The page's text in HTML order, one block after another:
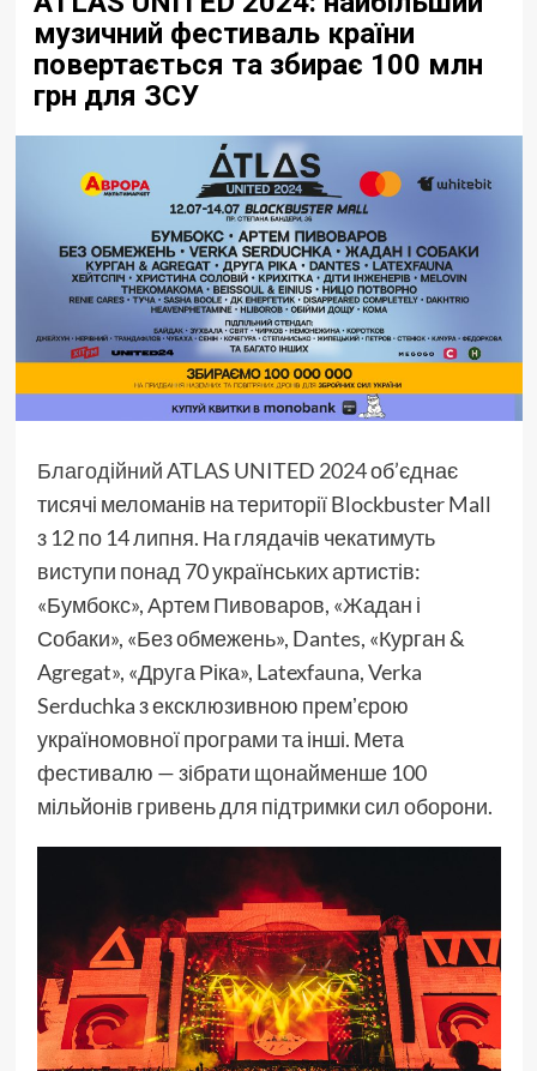
музичний фестиваль країни
повертається та збирає 100 млн
грн для ЗСУ
Благодійний ATLAS UNITED 2024об’єднає
тисячі меломанів на території Blockbuster Mall
з 12 по 14 липня. На глядачів чекатимуть
виступи понад 70 українських артистів:
«Бумбокс», Артем Пивоваров, «Жадан і
Собаки», «Без обмежень», Dantes, «Курган &
Agregat», «Друга Ріка», Latexfauna, Verka
Serduchka з ексклюзивною премʼєрою
україномовної програми та інші. Мета
фестивалю — зібрати щонайменше 100
мільйонів гривень для підтримки сил оборони.